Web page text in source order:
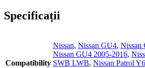
Specificații
Compatibility
Nissan, Nissan GU4, Nissan
Nissan GU4 2005-2016,
SWB LWB, Nissan Patrol